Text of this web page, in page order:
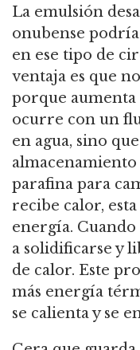
La emulsión
onubense
en ese tipo de
ventaja es que
porque
ocurre con un
en agua, sino
almacenamiento
parafina para
recibe calor,
energía.
a solidificarse y
de calor. Este
más energía
se calienta y se